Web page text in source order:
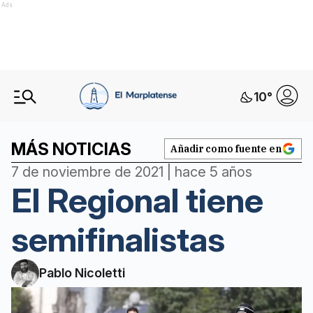
Ads
10°
MÁS NOTICIAS Añadir como fuente en
7 de noviembre de 2021 | hace 5 años
El Regional tiene
semifinalistas
Pablo Nicoletti